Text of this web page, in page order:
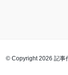
© Copyright 2026 記事